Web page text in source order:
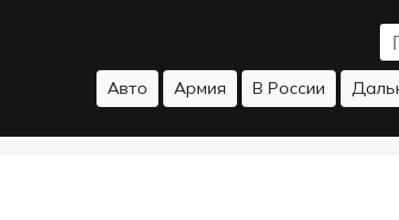
Авто Армия В России